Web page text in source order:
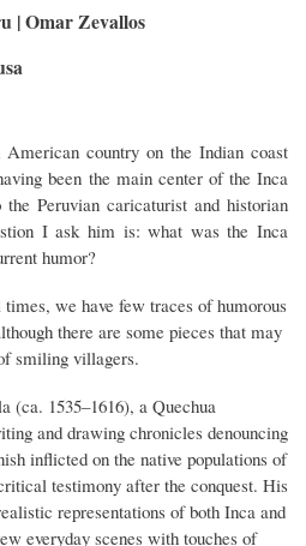
| Omar Zevallos
country on the Indian coast
been the main center of the Inca
Peruvian caricaturist and historian
I ask him is: what was the Inca
humor?
we have few traces of humorous
there are some pieces that may
smiling villagers.
(ca. 1535–1616), a Quechua
and drawing chronicles denouncing
inflicted on the native populations of
testimony after the conquest. His
representations of both Inca and
everyday scenes with touches of